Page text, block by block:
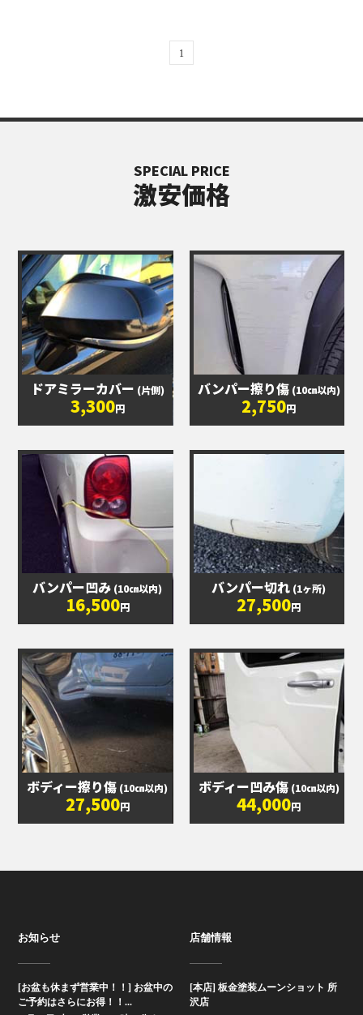
1
SPECIAL PRICE
激安価格
ドアミラーカバー (片側)
3,300円
バンパー擦り傷 (10㎝以内)
2,750円
バンパー凹み (10㎝以内)
16,500円
バンパー切れ (1ヶ所)
27,500円
ボディー擦り傷 (10㎝以内)
27,500円
ボディー凹み傷 (10㎝以内)
44,000円
お知らせ
[お盆も休まず営業中！！] お盆中の
ご予約はさらにお得！！...
店舗情報
[本店] 板金塗装ムーンショット 所
沢店